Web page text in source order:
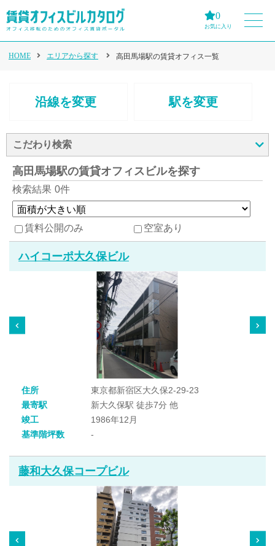
0
お気に入り
HOME エリアから探す 高田馬場駅の賃貸オフィス一覧
沿線を変更 駅を変更
こだわり検索
高田馬場駅の賃貸オフィスビルを探す
検索結果 0件
賃料公開のみ 空室あり
ハイコーポ大久保ビル
住所
東京都新宿区大久保2-29-23
最寄駅
新大久保駅 徒歩7分 他
竣工
1986年12月
基準階坪数
-
藤和大久保コープビル